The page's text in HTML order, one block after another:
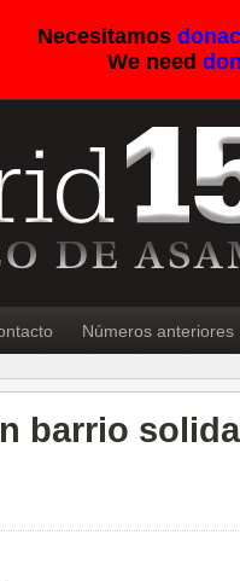
Necesitamos
We need
Números anteriores
barrio